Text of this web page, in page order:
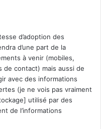
d’adoption des
d’une part de la
à venir (mobiles,
de contact) mais aussi de
avec des informations
(je ne vois pas vraiment
utilisé par des
de l’informations